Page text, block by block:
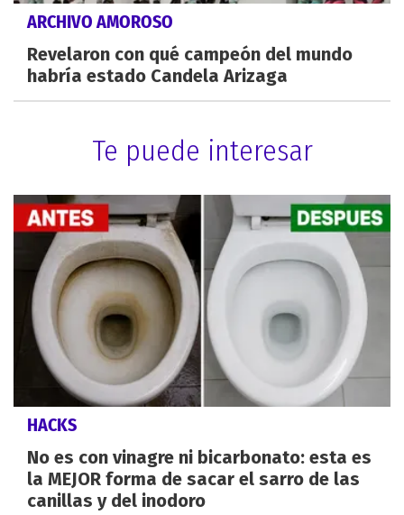
ARCHIVO AMOROSO
Revelaron con qué campeón del mundo
habría estado Candela Arizaga
Te puede interesar
HACKS
No es con vinagre ni bicarbonato: esta es
la MEJOR forma de sacar el sarro de las
canillas y del inodoro